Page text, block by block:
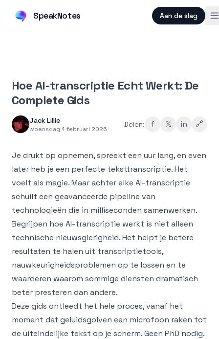
SpeakNotes Aan de slag
Hoe AI-transcriptie Echt Werkt: De
Complete Gids
Jack Lillie
woensdag 4 februari 2026
Delen: f 𝕏 in 🔗
Je drukt op opnemen, spreekt een uur lang, en even
later heb je een perfecte teksttranscriptie. Het
voelt als magie. Maar achter elke AI-transcriptie
schuilt een geavanceerde pipeline van
technologieën die in milliseconden samenwerken.
Begrijpen hoe AI-transcriptie werkt is niet alleen
technische nieuwsgierigheid. Het helpt je betere
resultaten te halen uit transcriptietools,
nauwkeurigheidsproblemen op te lossen en te
waarderen waarom sommige diensten dramatisch
beter presteren dan andere.
Deze gids ontleedt het hele proces, vanaf het
moment dat geluidsgolven een microfoon raken tot
de uiteindelijke tekst op je scherm. Geen PhD nodig.